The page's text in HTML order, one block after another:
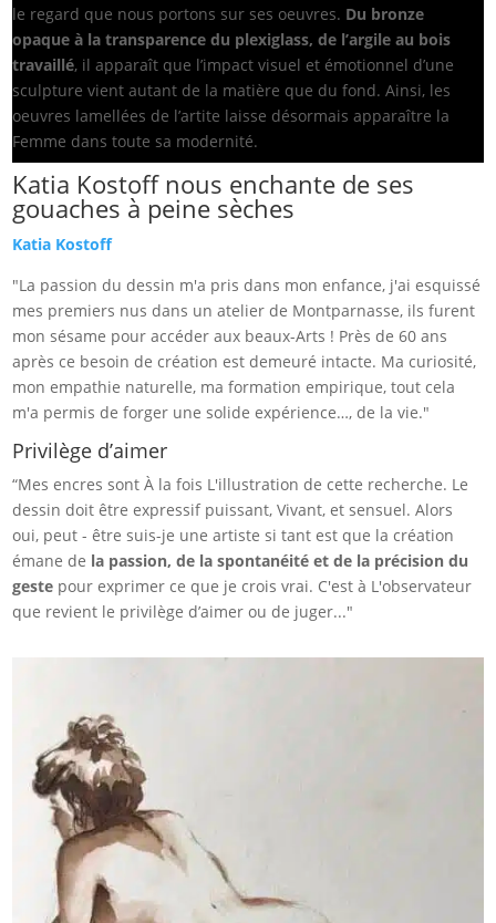
le regard que nous portons sur ses oeuvres. Du bronze
opaque à la transparence du plexiglass, de l’argile au bois
travaillé, il apparaît que l’impact visuel et émotionnel d’une
sculpture vient autant de la matière que du fond. Ainsi, les
oeuvres lamellées de l’artite laisse désormais apparaître la
Femme dans toute sa modernité.
Katia Kostoff nous enchante de ses
gouaches à peine sèches
Katia Kostoff
"La passion du dessin m'a pris dans mon enfance, j'ai esquissé
mes premiers nus dans un atelier de Montparnasse, ils furent
mon sésame pour accéder aux beaux-Arts ! Près de 60 ans
après ce besoin de création est demeuré intacte. Ma curiosité,
mon empathie naturelle, ma formation empirique, tout cela
m'a permis de forger une solide expérience…, de la vie."
Privilège d’aimer
“Mes encres sont À la fois L'illustration de cette recherche. Le
dessin doit être expressif puissant, Vivant, et sensuel. Alors
oui, peut - être suis-je une artiste si tant est que la création
émane de la passion, de la spontanéité et de la précision du
geste pour exprimer ce que je crois vrai. C'est à L'observateur
que revient le privilège d’aimer ou de juger..."